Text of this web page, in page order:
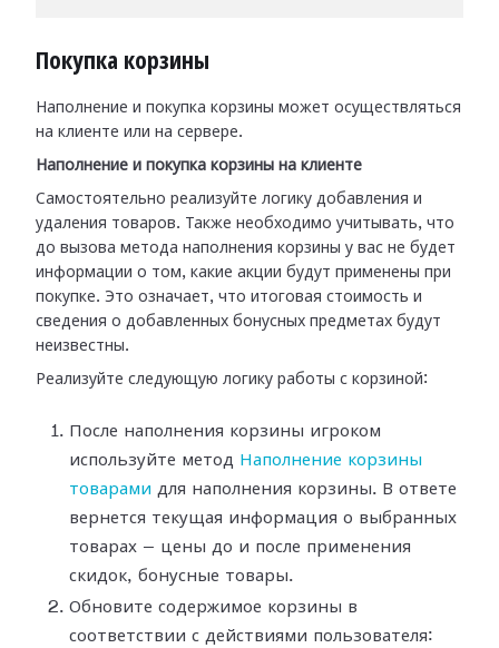
Покупка корзины
Наполнение и покупка корзины может осуществляться
на клиенте или на сервере.
Наполнение и покупка корзины на клиенте
Самостоятельно реализуйте логику добавления и
удаления товаров. Также необходимо учитывать, что
до вызова метода наполнения корзины у вас не будет
информации о том, какие акции будут применены при
покупке. Это означает, что итоговая стоимость и
сведения о добавленных бонусных предметах будут
неизвестны.
Реализуйте следующую логику работы с корзиной:
После наполнения корзины игроком
используйте метод Наполнение корзины
товарами для наполнения корзины. В ответе
вернется текущая информация о выбранных
товарах — цены до и после применения
скидок, бонусные товары.
Обновите содержимое корзины в
соответствии с действиями пользователя: